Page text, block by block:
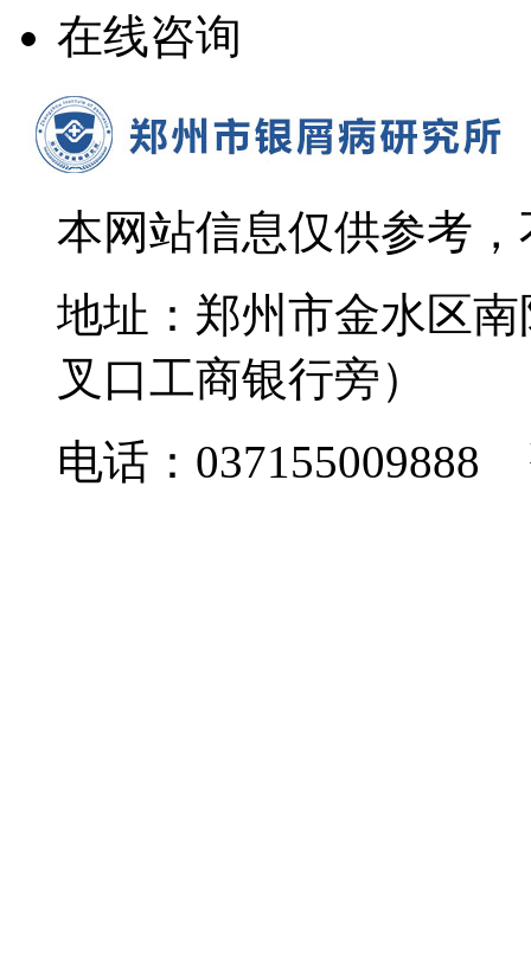
在线咨询
本网站信息仅供参考
地址：郑州市金水区
叉口工商银行旁）
电话：037155009888